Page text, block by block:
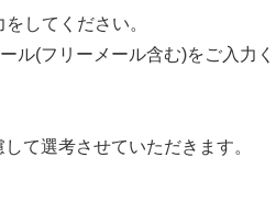
してください。
ル(フリーメール含む)をご入力く
て選考させていただきます。